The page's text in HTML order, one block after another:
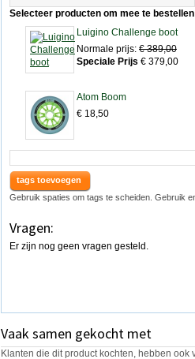
Selecteer producten om mee te
Luigino Challenge boot
Normale prijs: € 389,00
Speciale Prijs € 379,00
Atom Boom
€ 18,50
tags toevoegen
Gebruik spaties om tags te scheiden. Gebruik
Vragen:
Er zijn nog geen vragen gesteld.
Vaak samen gekocht met
Klanten die dit product kochten, hebben